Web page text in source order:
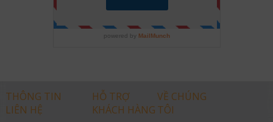
THÔNG TIN
LIÊN HỆ
HỖ TRỢ
KHÁCH HÀNG
VỀ CHÚNG
TÔI